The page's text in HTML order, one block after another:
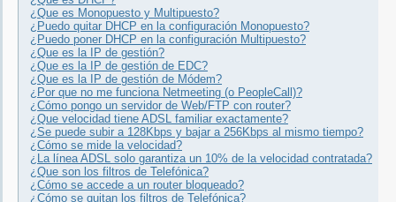
¿Que es Monopuesto y Multipuesto?
¿Puedo quitar DHCP en la configuración Monopuesto?
¿Puedo poner DHCP en la configuración Multipuesto?
¿Que es la IP de gestión?
¿Que es la IP de gestión de EDC?
¿Que es la IP de gestión de Módem?
¿Por que no me funciona Netmeeting (o PeopleCall)?
¿Cómo pongo un servidor de Web/FTP con router?
¿Que velocidad tiene ADSL familiar exactamente?
¿Se puede subir a 128Kbps y bajar a 256Kbps al mismo tiempo?
¿Cómo se mide la velocidad?
¿La línea ADSL solo garantiza un 10% de la velocidad contratada?
¿Que son los filtros de Telefónica?
¿Cómo se accede a un router bloqueado?
¿Cómo se quitan los filtros de Telefónica?